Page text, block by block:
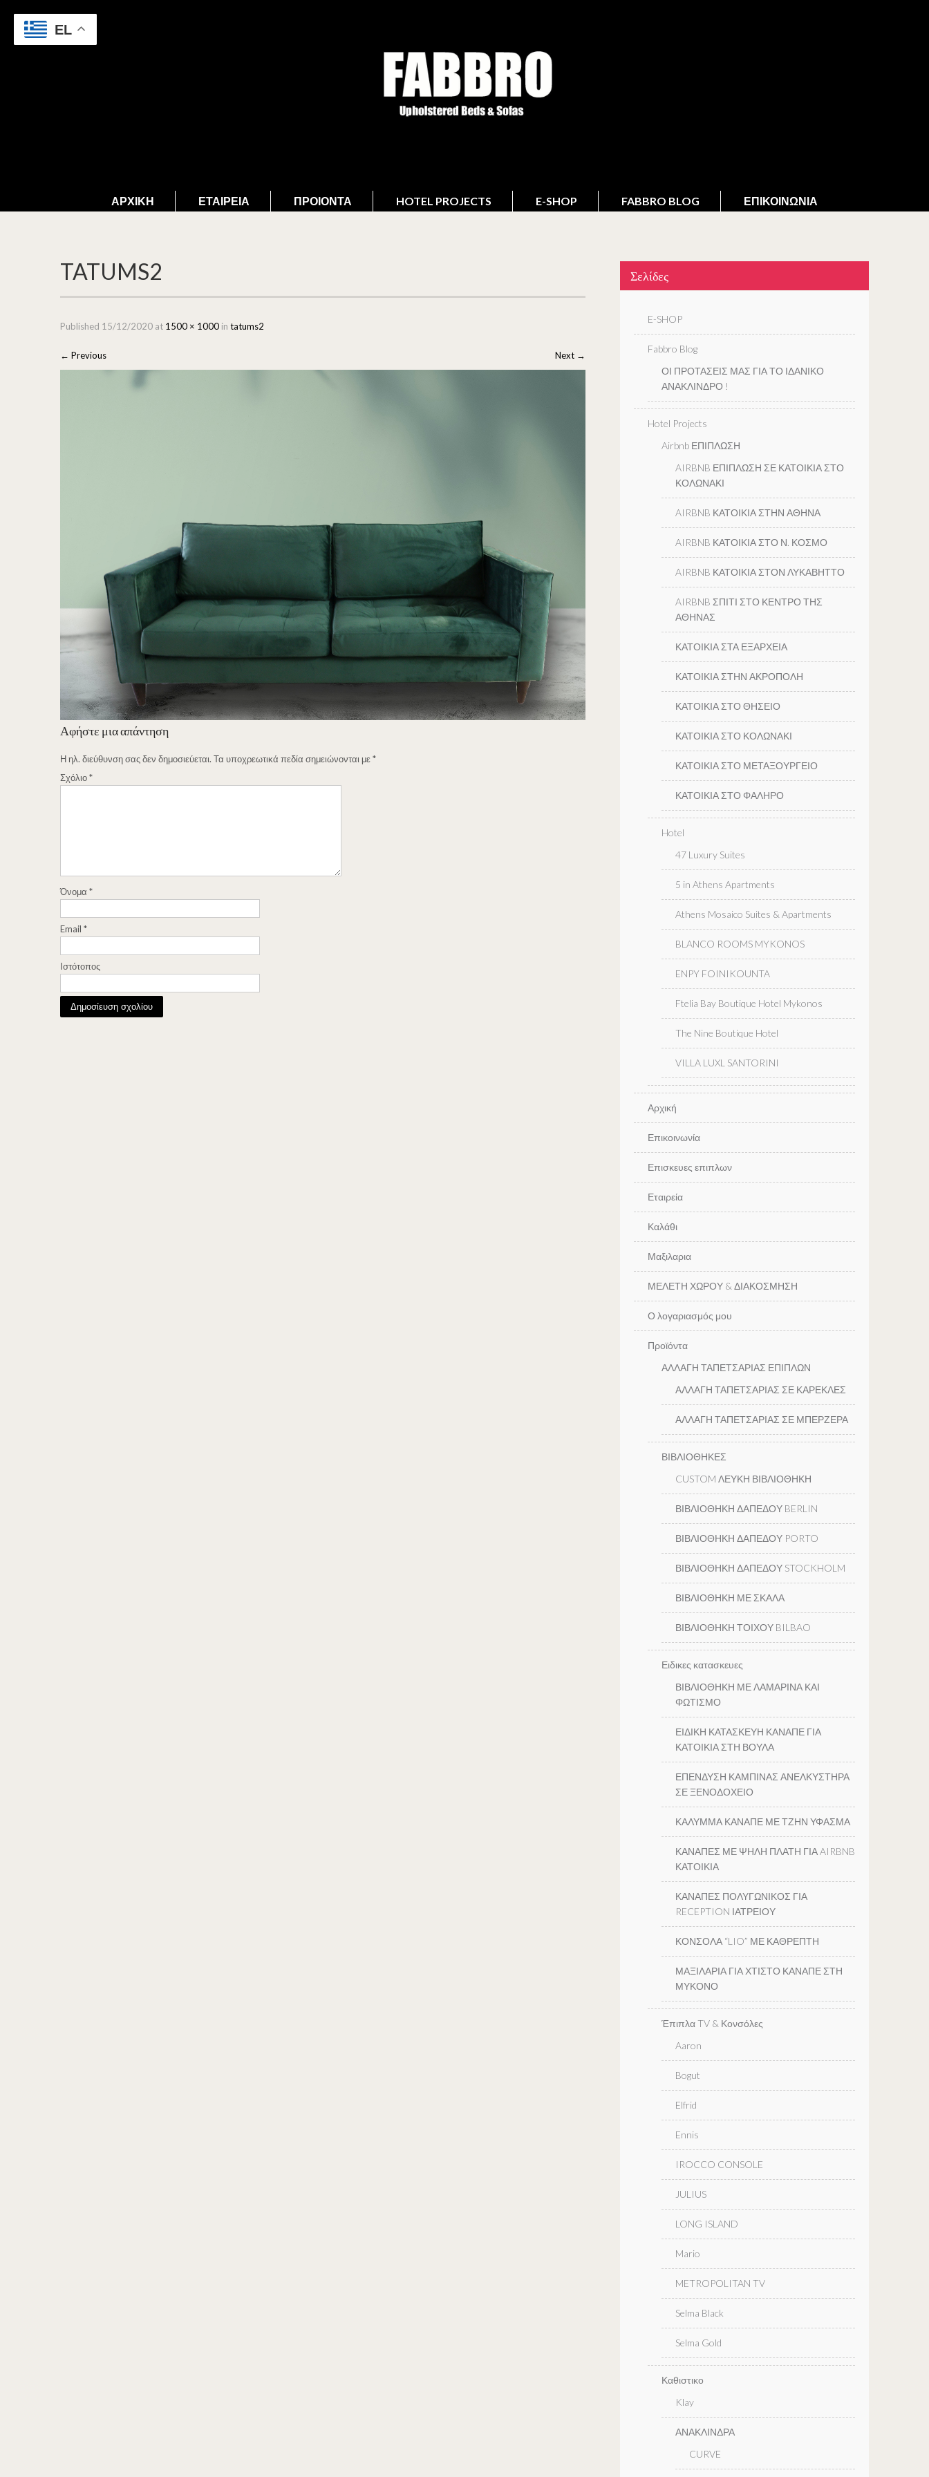
ΑΡΧΙΚΉ ΕΤΑΙΡΕΊΑ ΠΡΟΙΌΝΤΑ HOTEL PROJECTS E-SHOP FABBRO BLOG ΕΠΙΚΟΙΝΩΝΊΑ
TATUMS2
Published 15/12/2020 at 1500 × 1000 in tatums2
← Previous Next →
Αφήστε μια απάντηση
Η ηλ. διεύθυνση σας δεν δημοσιεύεται. Τα υποχρεωτικά πεδία σημειώνονται με*
Σχόλιο*
Όνομα *
Email *
Ιστότοπος
Σελίδες
E-SHOP
Fabbro Blog
ΟΙ ΠΡΟΤΑΣΕΙΣ ΜΑΣ ΓΙΑ ΤΟ ΙΔΑΝΙΚΟ
ΑΝΑΚΛΙΝΔΡΟ !
Hotel Projects
Airbnb ΕΠΙΠΛΩΣΗ
AIRBNB ΕΠΙΠΛΩΣΗ ΣΕ ΚΑΤΟΙΚΙΑ ΣΤΟ
ΚΟΛΩΝΑΚΙ
AIRBNB ΚΑΤΟΙΚΙΑ ΣΤΗΝ ΑΘΗΝΑ
AIRBNB ΚΑΤΟΙΚΙΑ ΣΤΟ Ν. ΚΟΣΜΟ
AIRBNB ΚΑΤΟΙΚΙΑ ΣΤΟΝ ΛΥΚΑΒΗΤΤΟ
AIRBNB ΣΠΙΤΙ ΣΤΟ ΚΕΝΤΡΟ ΤΗΣ
ΑΘΗΝΑΣ
ΚΑΤΟΙΚΙΑ ΣΤΑ ΕΞΑΡΧΕΙΑ
ΚΑΤΟΙΚΙΑ ΣΤΗΝ ΑΚΡΟΠΟΛΗ
ΚΑΤΟΙΚΙΑ ΣΤΟ ΘΗΣΕΙΟ
ΚΑΤΟΙΚΙΑ ΣΤΟ ΚΟΛΩΝΑΚΙ
ΚΑΤΟΙΚΙΑ ΣΤΟ ΜΕΤΑΞΟΥΡΓΕΙΟ
ΚΑΤΟΙΚΙΑ ΣΤΟ ΦΑΛΗΡΟ
Hotel
47 Luxury Suites
5 in Athens Apartments
Athens Mosaico Suites & Apartments
BLANCO ROOMS MYKONOS
ENPY FOINIKOUNTA
Ftelia Bay Boutique Hotel Mykonos
The Nine Boutique Hotel
VILLA LUXL SANTORINI
Αρχική
Επικοινωνία
Επισκευες επιπλων
Εταιρεία
Καλάθι
Μαξιλαρια
ΜΕΛΕΤΗ ΧΩΡΟΥ & ΔΙΑΚΟΣΜΗΣΗ
Ο λογαριασμός μου
Προϊόντα
ΑΛΛΑΓΗ ΤΑΠΕΤΣΑΡΙΑΣ ΕΠΙΠΛΩΝ
ΑΛΛΑΓΗ ΤΑΠΕΤΣΑΡΙΑΣ ΣΕ ΚΑΡΕΚΛΕΣ
ΑΛΛΑΓΗ ΤΑΠΕΤΣΑΡΙΑΣ ΣΕ ΜΠΕΡΖΕΡΑ
ΒΙΒΛΙΟΘΗΚΕΣ
CUSTOM ΛΕΥΚΗ ΒΙΒΛΙΟΘΗΚΗ
ΒΙΒΛΙΟΘΗΚΗ ΔΑΠΕΔΟΥ BERLIN
ΒΙΒΛΙΟΘΗΚΗ ΔΑΠΕΔΟΥ PORTO
ΒΙΒΛΙΟΘΗΚΗ ΔΑΠΕΔΟΥ STOCKHOLM
ΒΙΒΛΙΟΘΗΚΗ ΜΕ ΣΚΑΛΑ
ΒΙΒΛΙΟΘΗΚΗ ΤΟΙΧΟΥ BILBAO
Ειδικες κατασκευες
ΒΙΒΛΙΟΘΗΚΗ ΜΕ ΛΑΜΑΡΙΝΑ ΚΑΙ
ΦΩΤΙΣΜΟ
ΕΙΔΙΚΗ ΚΑΤΑΣΚΕΥΗ ΚΑΝΑΠΕ ΓΙΑ
ΚΑΤΟΙΚΙΑ ΣΤΗ ΒΟΥΛΑ
ΕΠΕΝΔΥΣΗ ΚΑΜΠΙΝΑΣ ΑΝΕΛΚΥΣΤΗΡΑ
ΣΕ ΞΕΝΟΔΟΧΕΙΟ
ΚΑΛΥΜΜΑ ΚΑΝΑΠΕ ΜΕ ΤΖΗΝ ΥΦΑΣΜΑ
ΚΑΝΑΠΕΣ ΜΕ ΨΗΛΗ ΠΛΑΤΗ ΓΙΑ AIRBNB
ΚΑΤΟΙΚΙΑ
ΚΑΝΑΠΕΣ ΠΟΛΥΓΩΝΙΚΟΣ ΓΙΑ
RECEPTION ΙΑΤΡΕΙΟΥ
ΚΟΝΣΟΛΑ “LIO” ΜΕ ΚΑΘΡΕΠΤΗ
ΜΑΞΙΛΑΡΙΑ ΓΙΑ ΧΤΙΣΤΟ ΚΑΝΑΠΕ ΣΤΗ
ΜΥΚΟΝΟ
Έπιπλα TV & Κονσόλες
Aaron
Bogut
Elfrid
Ennis
IROCCO CONSOLE
JULIUS
LONG ISLAND
Mario
METROPOLITAN TV
Selma Black
Selma Gold
Καθιστικο
Klay
ΑΝΑΚΛΙΝΔΡΑ
CURVE
EL